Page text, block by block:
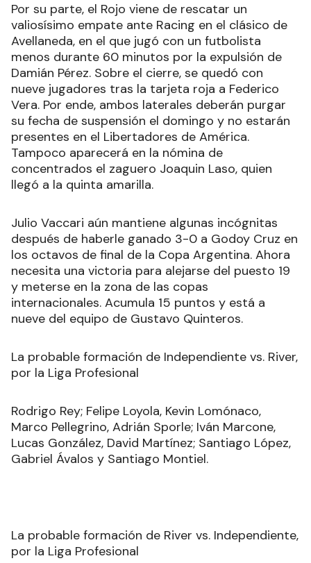
Por su parte, el Rojo viene de rescatar un
valiosísimo empate ante Racing en el clásico de
Avellaneda, en el que jugó con un futbolista
menos durante 60 minutos por la expulsión de
Damián Pérez. Sobre el cierre, se quedó con
nueve jugadores tras la tarjeta roja a Federico
Vera. Por ende, ambos laterales deberán purgar
su fecha de suspensión el domingo y no estarán
presentes en el Libertadores de América.
Tampoco aparecerá en la nómina de
concentrados el zaguero Joaquin Laso, quien
llegó a la quinta amarilla.
Julio Vaccari aún mantiene algunas incógnitas
después de haberle ganado 3-0 a Godoy Cruz en
los octavos de final de la Copa Argentina. Ahora
necesita una victoria para alejarse del puesto 19
y meterse en la zona de las copas
internacionales. Acumula 15 puntos y está a
nueve del equipo de Gustavo Quinteros.
La probable formación de Independiente vs. River,
por la Liga Profesional
Rodrigo Rey; Felipe Loyola, Kevin Lomónaco,
Marco Pellegrino, Adrián Sporle; Iván Marcone,
Lucas González, David Martínez; Santiago López,
Gabriel Ávalos y Santiago Montiel.
La probable formación de River vs. Independiente,
por la Liga Profesional